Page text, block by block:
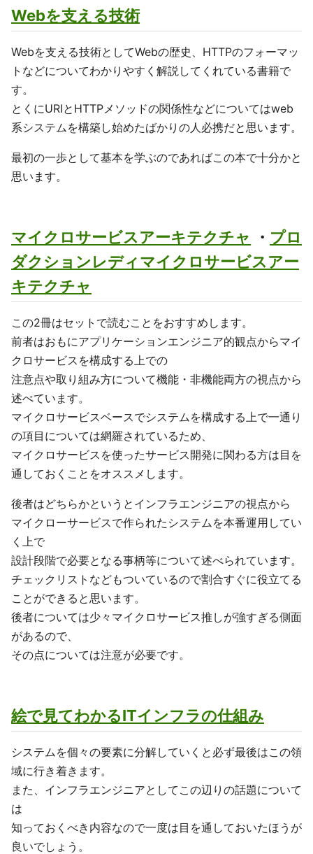
Webを支える技術
Webを支える技術としてWebの歴史、HTTPのフォーマッ
トなどについてわかりやすく解説してくれている書籍で
す。
とくにURIとHTTPメソッドの関係性などについてはweb
系システムを構築し始めたばかりの人必携だと思います。
最初の一歩として基本を学ぶのであればこの本で十分かと
思います。
マイクロサービスアーキテクチャ ・ プロ
ダクションレディマイクロサービスアー
キテクチャ
この2冊はセットで読むことをおすすめします。
前者はおもにアプリケーションエンジニア的観点からマイ
クロサービスを構成する上での
注意点や取り組み方について機能・非機能両方の視点から
述べています。
マイクロサービスベースでシステムを構成する上で一通り
の項目については網羅されているため、
マイクロサービスを使ったサービス開発に関わる方は目を
通しておくことをオススメします。
後者はどちらかというとインフラエンジニアの視点から
マイクローサービスで作られたシステムを本番運用してい
く上で
設計段階で必要となる事柄等について述べられています。
チェックリストなどもついているので割合すぐに役立てる
ことができると思います。
後者については少々マイクロサービス推しが強すぎる側面
があるので、
その点については注意が必要です。
絵で見てわかるITインフラの仕組み
システムを個々の要素に分解していくと必ず最後はこの領
域に行き着きます。
また、インフラエンジニアとしてこの辺りの話題について
は
知っておくべき内容なので一度は目を通しておいたほうが
良いでしょう。